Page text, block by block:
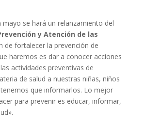
mayo se hará un relanzamiento del
y Atención de las
de fortalecer la prevención de
haremos es dar a conocer acciones
actividades preventivas de
de salud a nuestras niñas, niños
que informarlos. Lo mejor
para prevenir es educar, informar,